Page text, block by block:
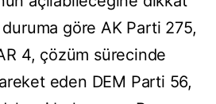
göre AK Parti 275,
4, çözüm sürecinde
eden DEM Parti 56,